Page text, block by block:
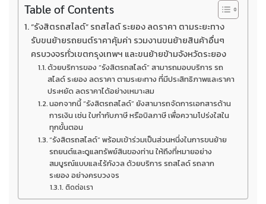
Table of Contents
“รังสิตรถสไลด์” รถสไลด์ ระยอง ลดราคา ตามระยะทาง
รับขนย้ายรถยนต์ราคาคุ้มค่า รวมงานขนย้ายสินค้าอื่นๆ
ครบวงจรทั่วเขตกรุงเทพฯ และขนย้ายข้ามจังหวัดระยอง
ด้วยบริการของ “รังสิตรถสไลด์” สามารถมอบบริการ รถ
สไลด์ ระยอง ลดราคา ตามระยะทาง ที่มีประสิทธิภาพและราคา
ประหยัด ลดราคาได้อย่างเหมาะสม
นอกจากนี้ “รังสิตรถสไลด์” ยังสามารถจัดการเอกสารด้าน
การเงิน เช่น ใบกำกับภาษี หรือบิลภาษี เพื่อความโปร่งใสใน
ทุกขั้นตอน
“รังสิตรถสไลด์” พร้อมเข้าร่วมเป็นส่วนหนึ่งในการขนย้าย
รถยนต์และดูแลทรัพย์สินของท่าน ให้ถึงที่หมายอย่าง
สมบูรณ์แบบและไร้กังวล ด้วยบริการ รถสไลด์ รถลาก
ระยอง อย่างครบวงจร
ติดต่อเรา